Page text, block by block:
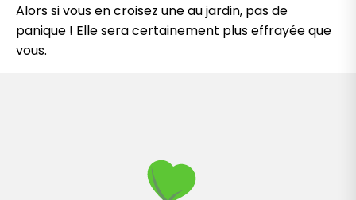
Alors si vous en croisez une au jardin, pas de
panique ! Elle sera certainement plus effrayée que
vous.